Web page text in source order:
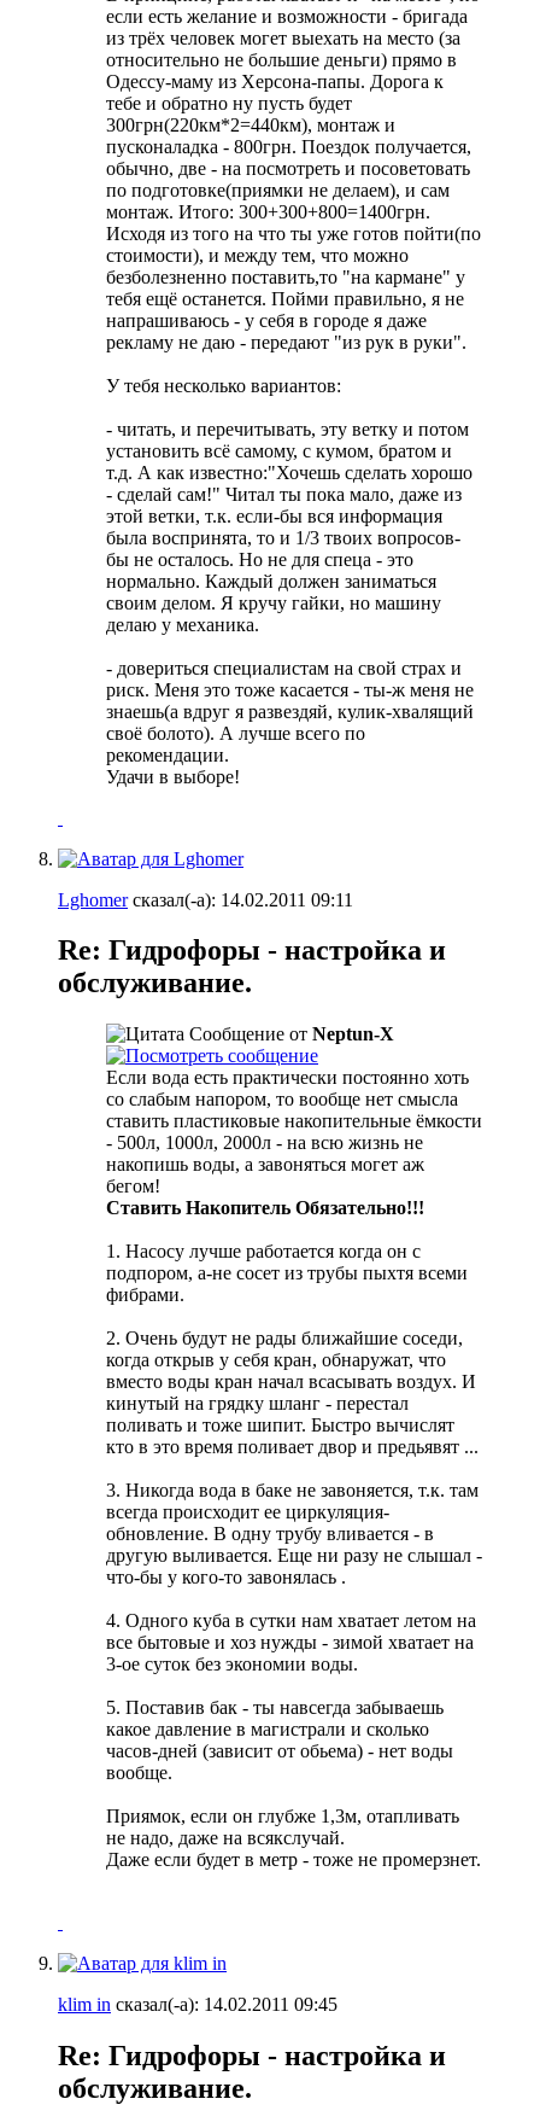
если есть желание и возможности - бригада
из трёх человек могет выехать на место (за
относительно не большие деньги) прямо в
Одессу-маму из Херсона-папы. Дорога к
тебе и обратно ну пусть будет
300грн(220км*2=440км), монтаж и
пусконаладка - 800грн. Поездок получается,
обычно, две - на посмотреть и посоветовать
по подготовке(приямки не делаем), и сам
монтаж. Итого: 300+300+800=1400грн.
Исходя из того на что ты уже готов пойти(по
стоимости), и между тем, что можно
безболезненно поставить,то "на кармане" у
тебя ещё останется. Пойми правильно, я не
напрашиваюсь - у себя в городе я даже
рекламу не даю - передают "из рук в руки".
У тебя несколько вариантов:
- читать, и перечитывать, эту ветку и потом
установить всё самому, с кумом, братом и
т.д. А как известно:"Хочешь сделать хорошо
- сделай сам!" Читал ты пока мало, даже из
этой ветки, т.к. если-бы вся информация
была воспринята, то и 1/3 твоих вопросов-
бы не осталось. Но не для спеца - это
нормально. Каждый должен заниматься
своим делом. Я кручу гайки, но машину
делаю у механика.
- довериться специалистам на свой страх и
риск. Меня это тоже касается - ты-ж меня не
знаешь(а вдруг я развездяй, кулик-хвалящий
своё болото). А лучше всего по
рекомендации.
Удачи в выборе!
Lghomerсказал(-а): 14.02.2011 09:11
Re: Гидрофоры - настройка и
обслуживание.
Сообщение от Neptun-X
Если вода есть практически постоянно хоть
со слабым напором, то вообще нет смысла
ставить пластиковые накопительные ёмкости
- 500л, 1000л, 2000л - на всю жизнь не
накопишь воды, а завоняться могет аж
бегом!
Ставить Накопитель Обязательно!!!
1. Насосу лучше работается когда он с
подпором, а-не сосет из трубы пыхтя всеми
фибрами.
2. Очень будут не рады ближайшие соседи,
когда открыв у себя кран, обнаружат, что
вместо воды кран начал всасывать воздух. И
кинутый на грядку шланг - перестал
поливать и тоже шипит. Быстро вычислят
кто в это время поливает двор и предьявят ...
3. Никогда вода в баке не завоняется, т.к. там
всегда происходит ее циркуляция-
обновление. В одну трубу вливается - в
другую выливается. Еще ни разу не слышал -
что-бы у кого-то завонялась .
4. Одного куба в сутки нам хватает летом на
все бытовые и хоз нужды - зимой хватает на
3-ое суток без экономии воды.
5. Поставив бак - ты навсегда забываешь
какое давление в магистрали и сколько
часов-дней (зависит от обьема) - нет воды
вообще.
Приямок, если он глубже 1,3м, отапливать
не надо, даже на всякслучай.
Даже если будет в метр - тоже не промерзнет.
klim in сказал(-а): 14.02.2011 09:45
Re: Гидрофоры - настройка и
обслуживание.